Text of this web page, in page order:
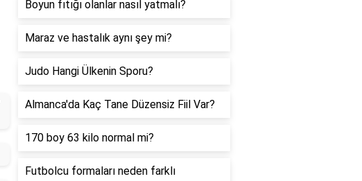
Boyun fıtığı olanlar nasıl yatmalı?
Maraz ve hastalık aynı şey mi?
Judo Hangi Ülkenin Sporu?
Almanca'da Kaç Tane Düzensiz Fiil Var?
170 boy 63 kilo normal mi?
Futbolcu formaları neden farklı